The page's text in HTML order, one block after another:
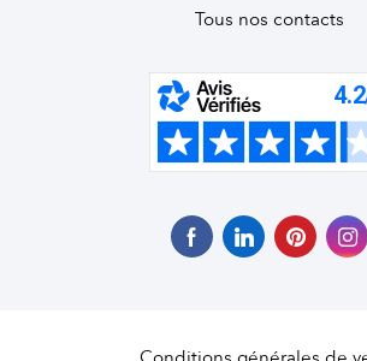
Tous nos contacts